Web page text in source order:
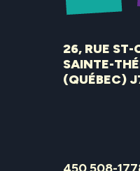
26, RUE ST-
SAINTE-
(QUÉBEC)